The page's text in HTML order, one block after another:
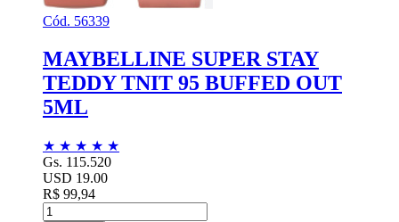
Cód. 56339
MAYBELLINE SUPER STAY
TEDDY TNIT 95 BUFFED OUT
5ML
★ ★ ★ ★ ★
Gs. 115.520
USD 19.00
R$ 99,94